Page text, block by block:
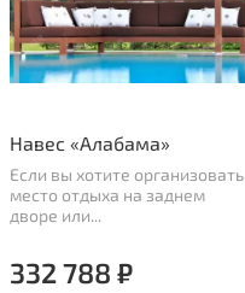
Навес «Алабама»
Если вы хотите организовать
место отдыха на заднем
дворе или...
332 788 ₽